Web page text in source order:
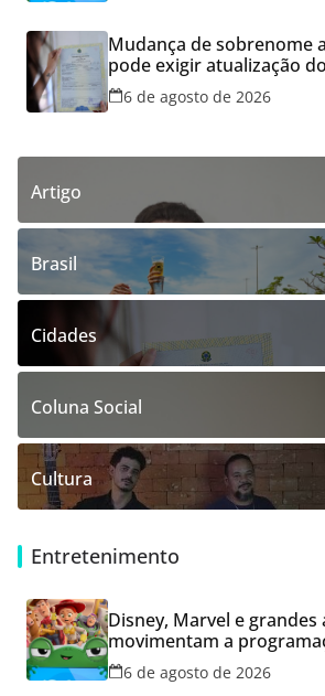
Mudança de sobrenome
pode exigir atualização
dos filhos para evitar
6 de agosto de 2026
Artigo
Brasil
Cidades
Coluna Social
Cultura
Entretenimento
Disney, Marvel e grandes
movimentam a
do Aparecida Shopping
6 de agosto de 2026